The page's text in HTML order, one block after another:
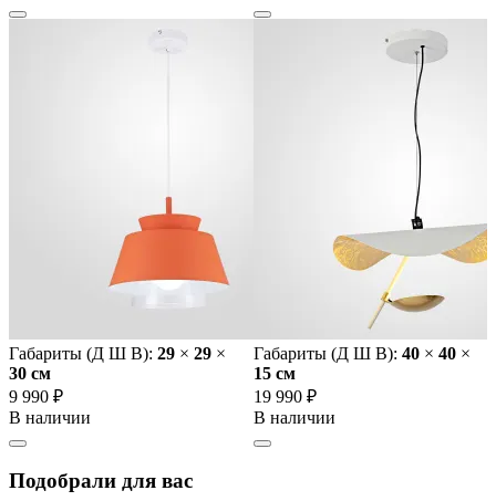
Габариты (Д Ш В): 29 × 29 ×
30 cм
9 990 ₽
В наличии
Габариты (Д Ш В): 40 × 40 ×
15 cм
19 990 ₽
В наличии
Подобрали для вас